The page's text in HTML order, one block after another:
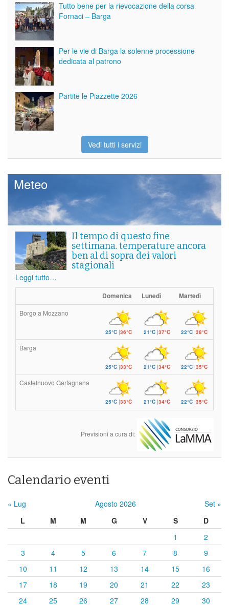
Tutto bene per la rievocazione della corsa
Fornaci – Barga
Per le vie di Barga la solenne processione
dedicata al patrono
Partite le Piazzette 2026
Vedi tutti i servizi
Meteo
Il tempo di questo fine
settimana. temperature ancora
ben al di sopra dei valori
stagionali
Leggi tutto…
Domenica Lunedì Martedì
Borgo a Mozzano
25°C|36°C 21°C|37°C 22°C |38°C
Barga
25°C|33°C 21°C|34°C 22°C |35°C
Castelnuovo Garfagnana
25°C|33°C 21°C|34°C 22°C |35°C
Previsioni a cura di:
Calendario eventi
« Lug Agosto 2026
Set »
L
M M G V S
D
1
2
3
4 5 6 7 8
9
10
11 12 13 14 15
16
17
18 19 20 21 22
23
24
25 26 27 28 29 30